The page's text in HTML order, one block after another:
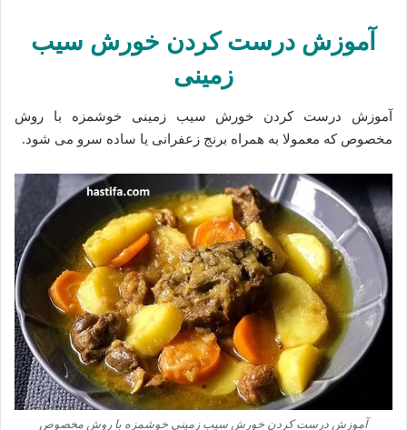
آموزش درست کردن خورش سیب
زمینی
آموزش درست کردن خورش سیب زمینی خوشمزه با روش
مخصوص که معمولا به همراه برنج زعفرانی یا ساده سرو می شود.
آموزش درست کردن خورش سیب زمینی خوشمزه با روش مخصوص